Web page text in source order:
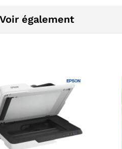
Voir également